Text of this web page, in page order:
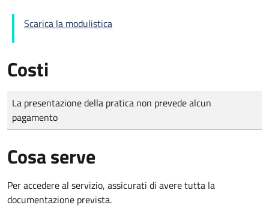
Scarica la modulistica
Costi
Tipo di pagamento
Importo
La presentazione della pratica non prevede alcun
pagamento
Cosa serve
Per accedere al servizio, assicurati di avere tutta la
documentazione prevista.